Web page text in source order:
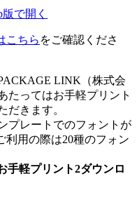
版で開く
こちら をご確認くださ
LINK（株式会
たってはお手軽プリント
だきます。
プレートでのフォントが
利用の際は20種のフォン
手軽プリント2ダウンロ